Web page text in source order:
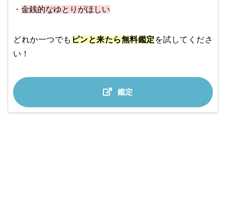
・ 金銭的なゆとりがほしい
どれか一つでも ピンと来たら無料鑑定 を試してくださ
い！
鑑定